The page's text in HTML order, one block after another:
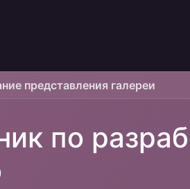
представления галереи
по